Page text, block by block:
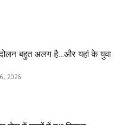
बहुत अलग है…और यहां के युवा
2026